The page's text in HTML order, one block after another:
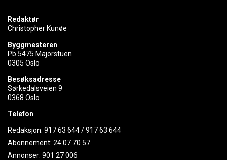
Redaktør
Christopher Kunøe
Byggmesteren
Pb 5475 Majorstuen
0305 Oslo
Besøksadresse
Sørkedalsveien 9
0368 Oslo
Telefon
Redaksjon: 917 63 644/917 63 644
Abonnement: 24 07 70 57
Annonser: 901 27 006